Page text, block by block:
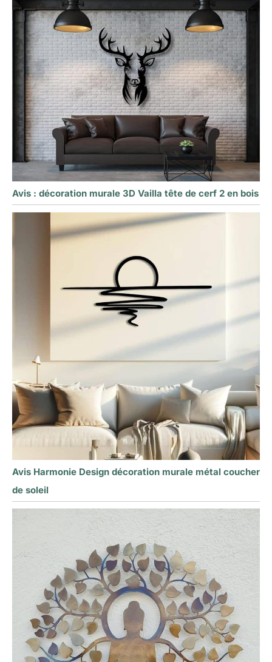
Avis : décoration murale 3D Vailla tête de cerf 2 en bois
Avis Harmonie Design décoration murale métal coucher
de soleil